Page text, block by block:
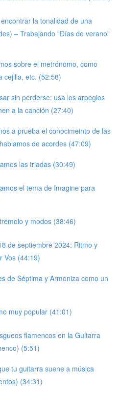
la tonalidad de una
– Trabajando “Días de verano”
sobre el metrónomo, como
cejilla, etc. (52:58)
sin perderse: usa los arpegios
a la canción (27:40)
a prueba el conocimeinto de las
de acordes (47:09)
las triadas (30:49)
el tema de Imagine para
y modos (38:46)
de septiembre 2024: Ritmo y
Vos (44:19)
de Séptima y Armoniza como un
muy popular (41:01)
flamencos en la Guitarra
(5:51)
tu guitarra suene a música
(34:31)